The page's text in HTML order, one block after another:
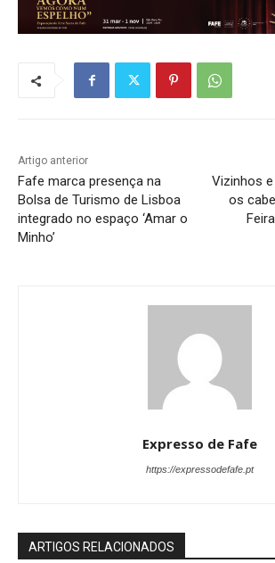
Artigo anterior
Fafe marca presença na
Bolsa de Turismo de Lisboa
integrado no espaço ‘Amar o
Minho’
Vizinhos
os
Expresso de Fafe
https://expressodefafe.pt
ARTIGOS RELACIONADOS